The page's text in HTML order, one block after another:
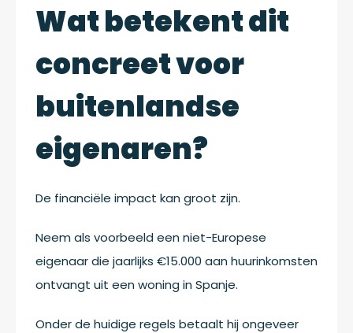
Wat betekent dit
concreetvoor
buitenlandse
eigenaren?
De financiële impact kan groot zijn.
Neem als voorbeeld een niet-Europese
eigenaar die jaarlijks €15.000 aan huurinkomsten
ontvangt uit een woning in Spanje.
Onder de huidige regels betaalt hij ongeveer